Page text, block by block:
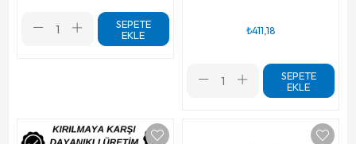
SEPETE
EKLE
₺411,18
SEPETE
EKLE